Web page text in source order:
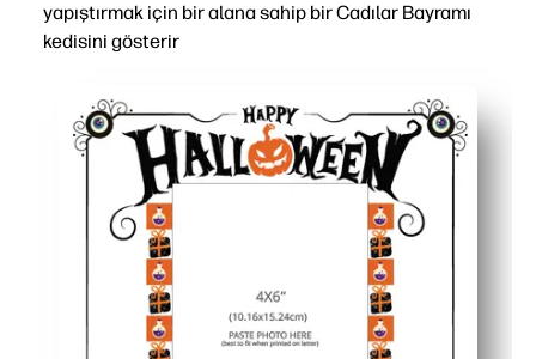
yapıştırmak için bir alana sahip bir Cadılar Bayramı
kedisini gösterir